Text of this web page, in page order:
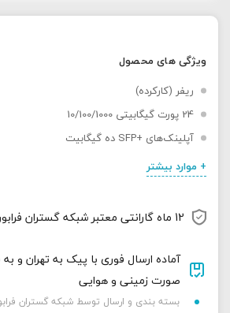
ویژگی های محصول
ریفر (کارکرده)
24 پورت گیگابیتی 10/100/1000
آپلینک‌های +SFP ده گیگابیت
+ موارد بیشتر
12 ماه گارانتی معتبر شبکه گستران فرابورس
آماده ارسال فوری با پیک به تهران و
صورت زمینی و هوایی
بسته بندی و ارسال توسط شبکه گستران